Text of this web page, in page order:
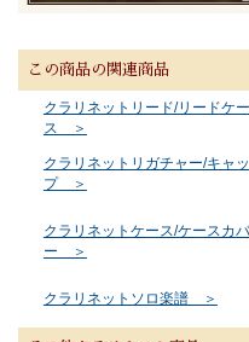
この商品の関連商品
クラリネットリード/リードケー
ス ＞
クラリネットリガチャー/キャッ
プ ＞
クラリネットケース/ケースカバ
ー ＞
クラリネットソロ楽譜 ＞